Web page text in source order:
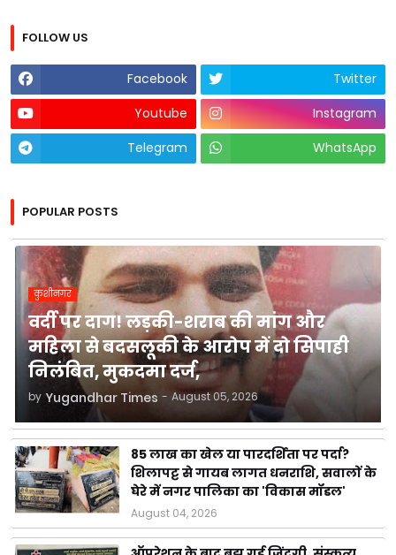
FOLLOW US
Facebook
Twitter
Youtube
Instagram
Telegram
WhatsApp
POPULAR POSTS
कुशीनगर
वर्दी पर दाग! लड़की-शराब की मांग और
महिला से बदसलूकी के आरोप में दो सिपाही
निलंबित, मुकदमा दर्ज,
by Yugandhar Times - August 05, 2026
85 लाख का खेल या पारदर्शिता पर पर्दा?
शिलापट्ट से गायब लागत धनराशि, सवालों के
घेरे में नगर पालिका का 'विकास मॉडल'
August 04, 2026